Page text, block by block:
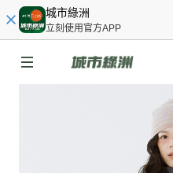
城市綠洲
立刻使用官方APP